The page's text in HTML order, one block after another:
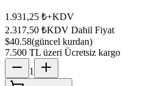
1.931,25 ₺+KDV
2.317,50 ₺KDV Dahil Fiyat
$40.58(güncel kurdan)
7.500 TL üzeri Ücretsiz kargo
1